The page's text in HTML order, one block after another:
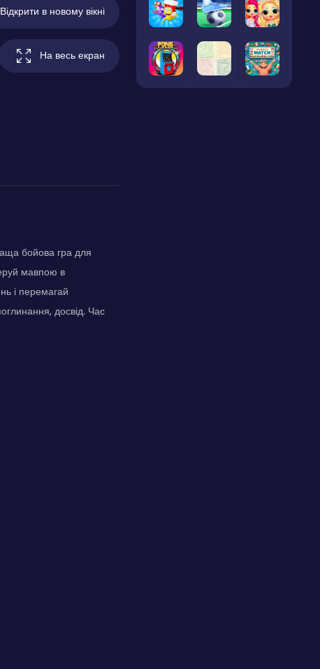
Відкрити в новому вікні
На весь екран
бойова гра для
мавпою в
і перемагай
досвід. Час